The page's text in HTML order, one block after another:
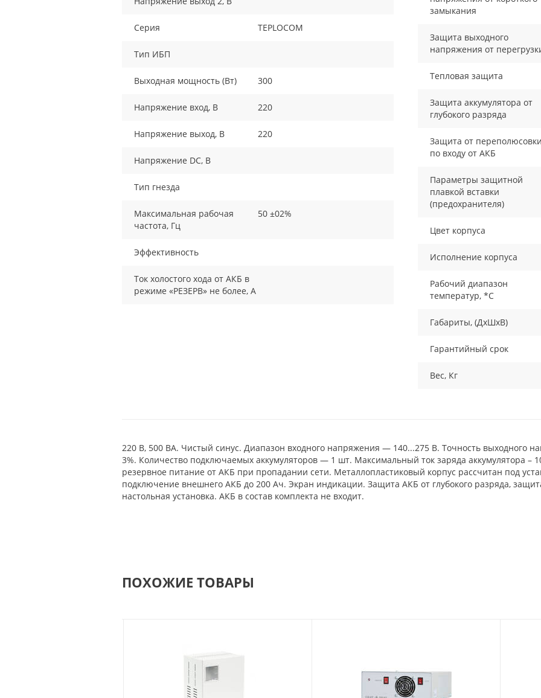
Серия TEPLOCOM
Тип ИБП
Выходная мощность (Вт) 300
Напряжение вход, В 220
Напряжение выход, В 220
Напряжение DC, В
Тип гнезда
Максимальная рабочая
частота, Гц
50 ±02%
Эффективность
Ток холостого хода от АКБ в
режиме «РЕЗЕРВ» не более, А
замыкания
Защита выходного
напряжения от
Тепловая защита
Защита аккумулятора от
глубокого разряда
Защита от переполюсовки
по входу от АКБ
Параметры защитной
плавкой вставки
(предохранителя)
Цвет корпуса
Исполнение корпуса
Рабочий диапазон
температур, *С
Габариты, (ДxШxВ)
Гарантийный срок
Вес, Кг
220 В, 500 ВА. Чистый синус. Диапазон входного напряжения — 140...275 В. Точность выходного
3%. Количество подключаемых аккумуляторов — 1 шт. Максимальный ток заряда аккумулятора –
резервное питание от АКБ при пропадании сети. Металлопластиковый корпус рассчитан под
подключение внешнего АКБ до 200 Ач. Экран индикации. Защита АКБ от глубокого разряда,
настольная установка. АКБ в состав комплекта не входит.
ПОХОЖИЕ ТОВАРЫ